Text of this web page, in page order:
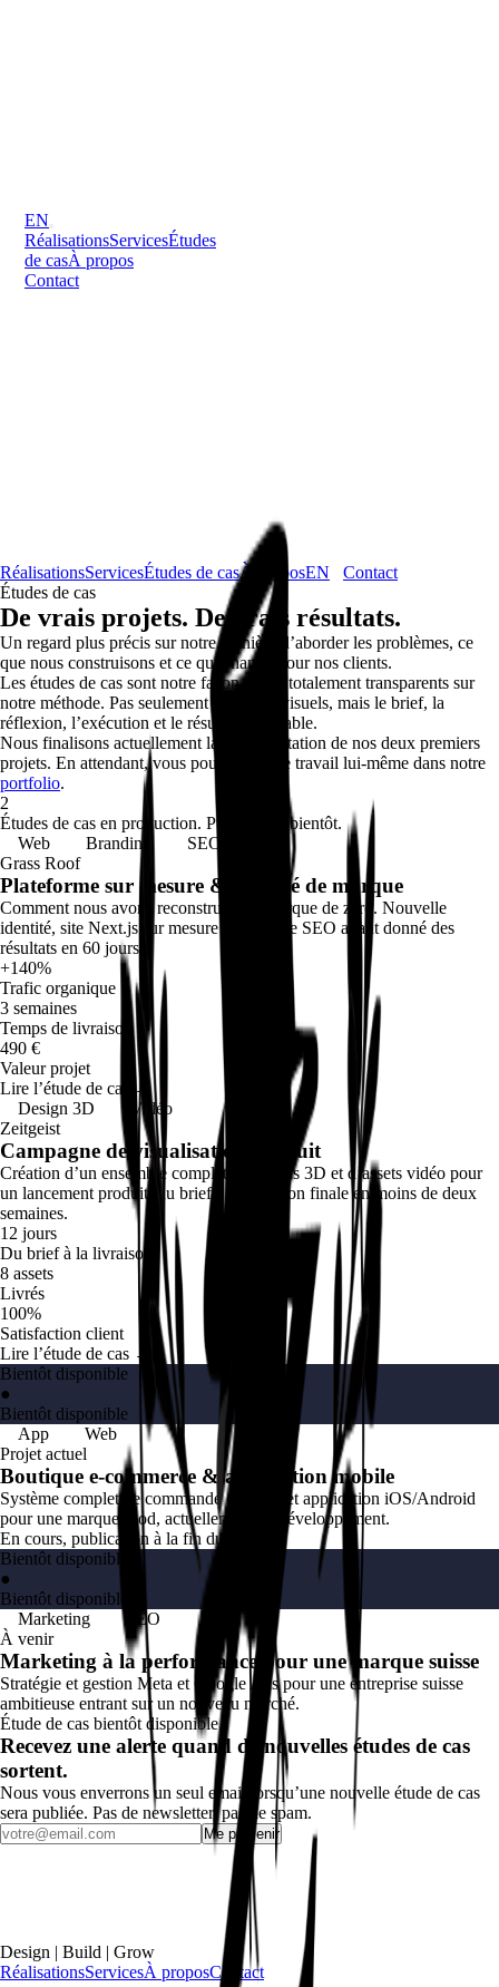
EN
RéalisationsServicesÉtudes
de casÀ propos
Contact
RéalisationsServicesÉtudes de casÀ proposEN
Contact
Études de cas
De vrais projets. De vrais résultats.
Un regard plus précis sur notre manière d’aborder les problèmes, ce
que nous construisons et ce qui change pour nos clients.
Les études de cas sont notre façon d’être totalement transparents sur
notre méthode. Pas seulement de beaux visuels, mais le brief, la
réflexion, l’exécution et le résultat mesurable.
Nous finalisons actuellement la documentation de nos deux premiers
projets. En attendant, vous pouvez voir le travail lui-même dans notre
portfolio.
2
Études de cas en production. Publication bientôt.
Web
Branding
SEO
Grass Roof
Plateforme sur mesure & identité de marque
Comment nous avons reconstruit une marque de zéro. Nouvelle
identité, site Next.js sur mesure et stratégie SEO ayant donné des
résultats en 60 jours.
+140%
Trafic organique
3 semaines
Temps de livraison
490 €
Valeur projet
Lire l’étude de cas →
Design 3D
Vidéo
Zeitgeist
Campagne de visualisation produit
Création d’un ensemble complet de rendus 3D et d’assets vidéo pour
un lancement produit, du brief à la livraison finale en moins de deux
semaines.
12 jours
Du brief à la livraison
8 assets
Livrés
100%
Satisfaction client
Lire l’étude de cas →
Bientôt disponible
●
Bientôt disponible
App
Web
Projet actuel
Boutique e-commerce & application mobile
Système complet de commande en ligne et application iOS/Android
pour une marque food, actuellement en développement.
En cours, publication à la fin du projet
Bientôt disponible
●
Bientôt disponible
Marketing
SEO
À venir
Marketing à la performance pour une marque suisse
Stratégie et gestion Meta et Google Ads pour une entreprise suisse
ambitieuse entrant sur un nouveau marché.
Étude de cas bientôt disponible
Recevez une alerte quand de nouvelles études de cas
sortent.
Nous vous enverrons un seul email lorsqu’une nouvelle étude de cas
sera publiée. Pas de newsletter, pas de spam.
Me prévenir
Design | Build | Grow
RéalisationsServicesÀ proposContact